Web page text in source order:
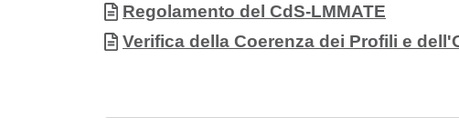
Documento
Regolamento del CdS-LMMATE
Documento
Verifica della Coerenza dei Profili e